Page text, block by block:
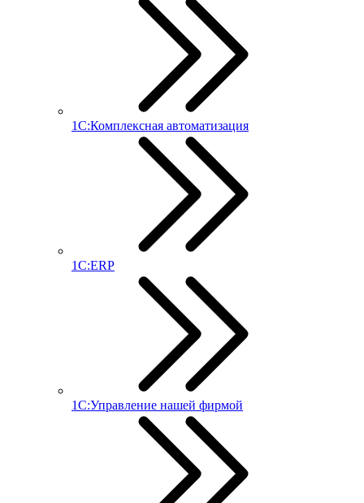
1С:Комплексная автоматизация
1С:ERP
1С:Управление нашей фирмой